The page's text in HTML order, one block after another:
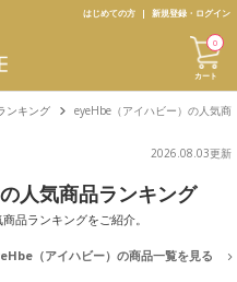
はじめての方 新規登録・ログイン
カート
0
ンキング eyeHbe（アイハビー）の人気商
2026.08.03更新
人気商品ランキング
品ランキングをご紹介。
（アイハビー）の商品一覧を見る